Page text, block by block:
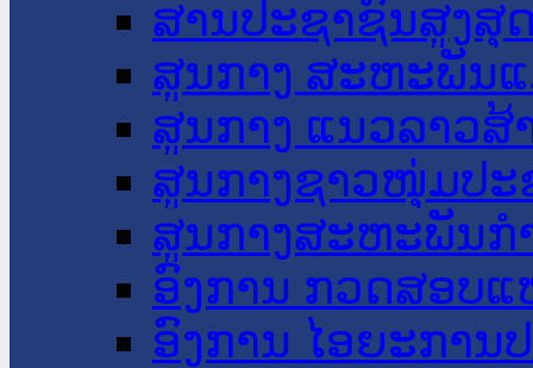
ສານປະຊາຊົນສູງສຸ
ສູນກາງ ສະຫະພັນ
ສູນກາງ ແນວລາວສ້
ສູນກາງຊາວໜຸ່ມປະ
ສູນກາງສະຫະພັນກ
ອົງການ ກວດສອບແ
ອົງການ ໄອຍະການ